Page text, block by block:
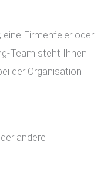
eine Firmenfeier oder
Team steht Ihnen
der Organisation
andere